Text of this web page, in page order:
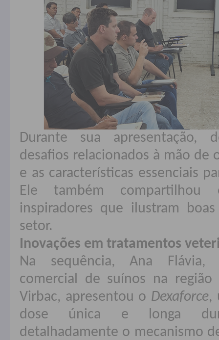
Durante sua apresentação,
desafios relacionados à mão de
e as características essenciais
Ele também compartilhou
inspiradores que ilustram
setor.
Inovações em tratamentos
Na sequência, Ana Flávia,
comercial de suínos na região
Virbac, apresentou o Dexaforce,
dose única e longa
detalhadamente o mecanismo